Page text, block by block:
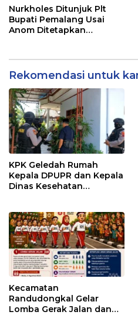
Nurkholes Ditunjuk Plt
Bupati Pemalang Usai
Anom Ditetapkan
Rekomendasi untuk
KPK Geledah Rumah
Kepala DPUPR dan Kepala
Dinas Kesehatan
Kecamatan
Randudongkal Gelar
Lomba Gerak Jalan dan